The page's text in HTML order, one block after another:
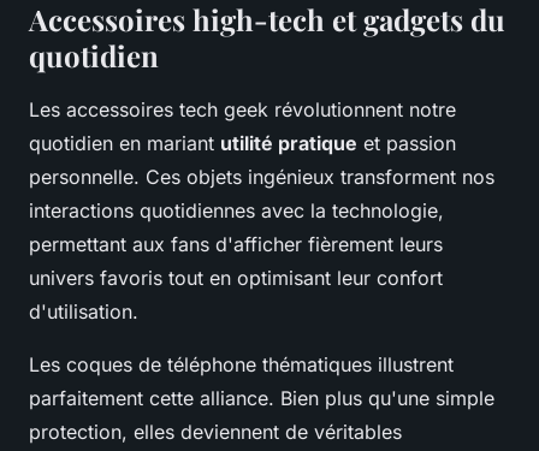
Accessoires high-tech et gadgets du
quotidien
Les accessoires tech geek révolutionnent notre
quotidien en mariant utilité pratique et passion
personnelle. Ces objets ingénieux transforment nos
interactions quotidiennes avec la technologie,
permettant aux fans d'afficher fièrement leurs
univers favoris tout en optimisant leur confort
d'utilisation.
Les coques de téléphone thématiques illustrent
parfaitement cette alliance. Bien plus qu'une simple
protection, elles deviennent de véritables